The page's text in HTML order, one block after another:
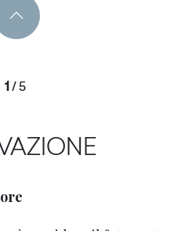
1/ 5